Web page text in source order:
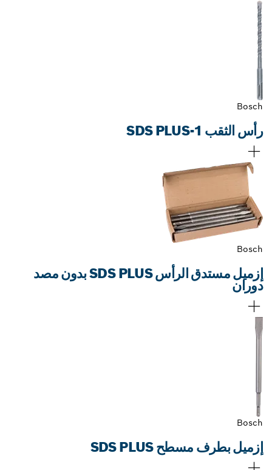
Bosch
رأس الثقب SDS PLUS-1
Bosch
إزميل مستدق الرأس SDS PLUS بدون مصد
دوران
Bosch
إزميل بطرف مسطح SDS PLUS